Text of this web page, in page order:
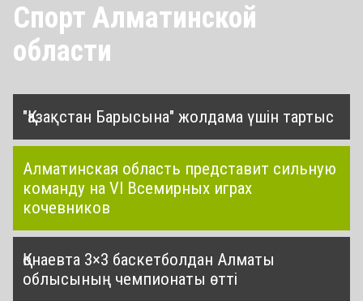
Спорт Алматинской
области
"Қазақстан Барысына" жолдама үшін тартыс
Алматинская область представит сильную
команду на VI Всемирных играх
кочевников
Қонаевта 3×3 баскетболдан Алматы
облысының чемпионаты өтті